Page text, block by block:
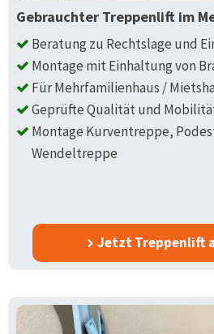
Gebrauchter Treppenlift im
Beratung zu Rechtslage und
Montage mit Einhaltung von
Für Mehrfamilienhaus /
Geprüfte Qualität und
Montage Kurventreppe,
Wendeltreppe
Jetzt Treppenlift